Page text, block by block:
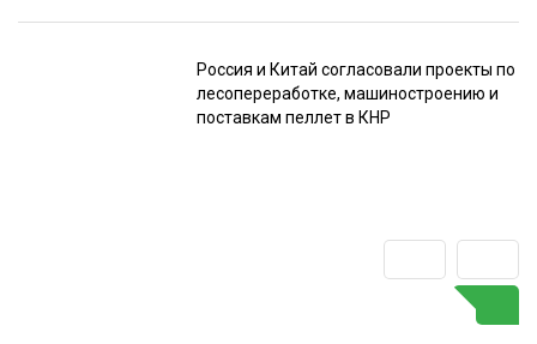
Россия и Китай согласовали проекты по
лесопереработке, машиностроению и
поставкам пеллет в КНР